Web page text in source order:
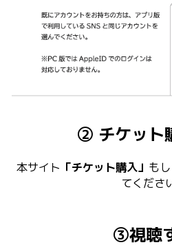
② チケット
本サイト 「チケット購入」 も
てくださ
③視聴